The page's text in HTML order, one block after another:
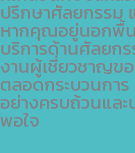
ปรึกษาศัลยกรรม
หากคุณอยู่นอกพื้
บริการด้านศัลยก
งานผู้เชี่ยวชาญข
ตลอดกระบวนกา
อย่างครบถ้วนแล
พอใจ